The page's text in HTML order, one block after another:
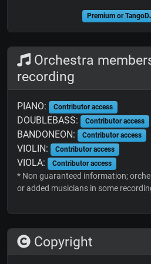
Premium or
Orchestra
recording
PIANO: Contributor access
DOUBLEBASS: Contributor access
BANDONEON: Contributor access
VIOLIN: Contributor access
VIOLA: Contributor access
* Non guaranteed information;
or added musicians in some
Copyright